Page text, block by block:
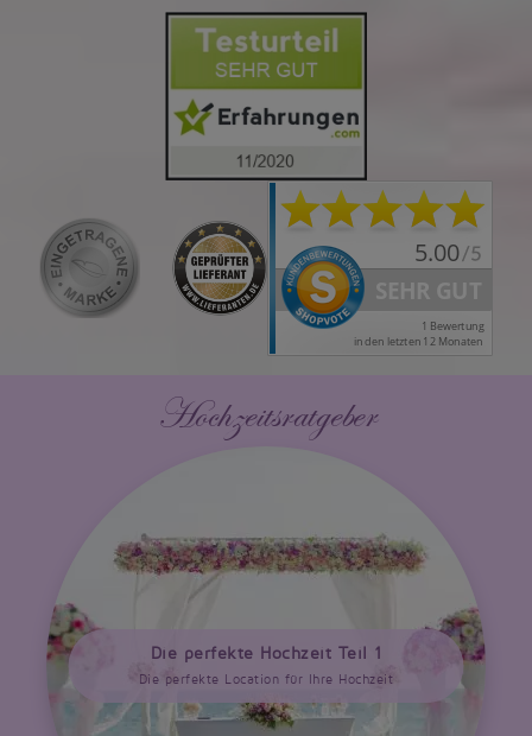
Hochzeitsratgeber
Die perfekte Hochzeit Teil 1
Die perfekte Location für Ihre Hochzeit